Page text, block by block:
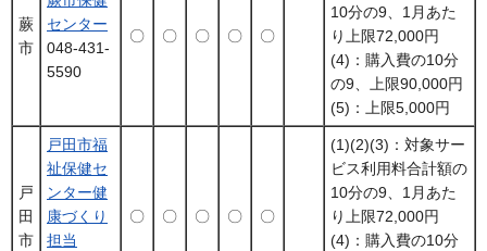
蕨
市
センター
048-431-
5590
〇 〇 〇 〇 〇
10分の9、1月あた
り上限72,000円
(4)：購入費の10分
の9、上限90,000円
(5)：上限5,000円
戸
田
市
戸田市福
祉保健セ
ンター健
康づくり
担当
〇 〇 〇 〇 〇
(1)(2)(3)：対象サー
ビス利用料合計額の
10分の9、1月あた
り上限72,000円
(4)：購入費の10分